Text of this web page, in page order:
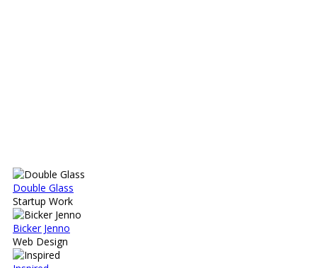
Double Glass
Startup Work
Bicker Jenno
Web Design